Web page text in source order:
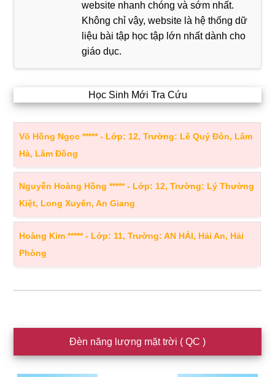
website nhanh chóng và sớm nhất.
Không chỉ vậy, website là hệ thống dữ
liệu bài tập học tập lớn nhất dành cho
giáo dục.
Học Sinh Mới Tra Cứu
Võ Hồng Ngọc ***** - Lớp: 12, Trường: Lê Quý Đôn, Lâm
Hà, Lâm Đồng
Nguyễn Hoàng Hồng ***** - Lớp: 12, Trường: Lý Thường
Kiệt, Long Xuyên, An Giang
Hoàng Kim ***** - Lớp: 11, Trường: AN HẢI, Hải An, Hải
Phòng
chính
Đèn năng lượng mặt trời ( QC )